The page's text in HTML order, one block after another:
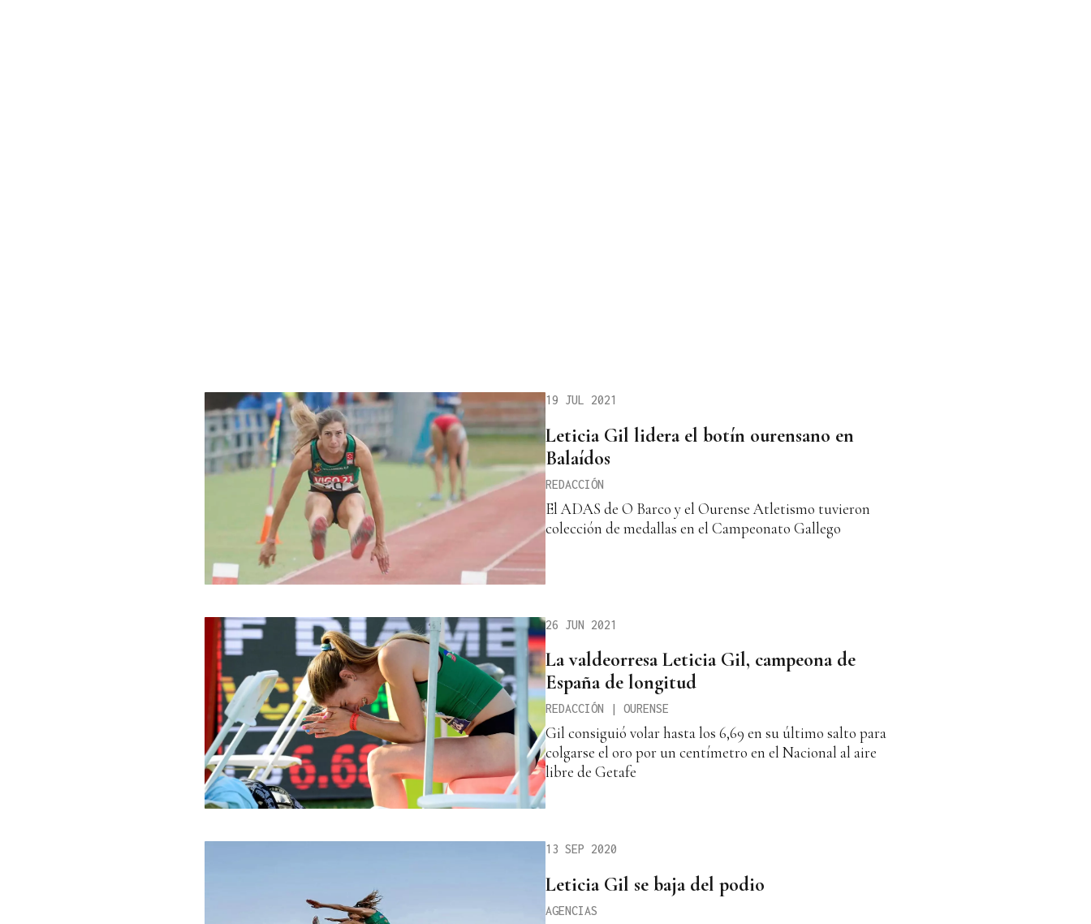
19 JUL 2021
Leticia Gil lidera el botín ourensano en
Balaídos
REDACCIÓN
El ADAS de O Barco y el Ourense Atletismo tuvieron
colección de medallas en el Campeonato Gallego
26 JUN 2021
La valdeorresa Leticia Gil, campeona de
España de longitud
REDACCIÓN | OURENSE
Gil consiguió volar hasta los 6,69 en su último salto para
colgarse el oro por un centímetro en el Nacional al aire
libre de Getafe
13 SEP 2020
Leticia Gil se baja del podio
AGENCIAS